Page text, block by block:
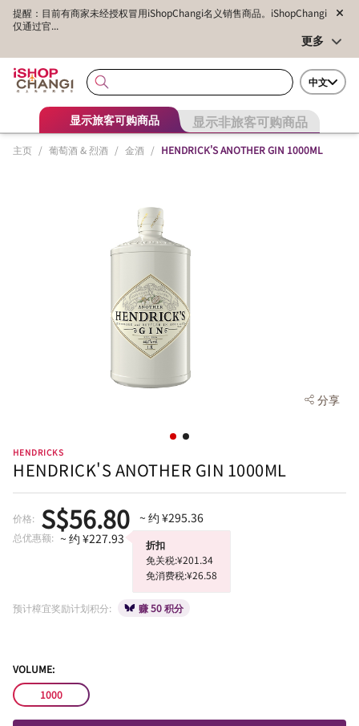
提醒：目前有商家未经授权冒用iShopChangi名义销售商品。iShopChangi
仅通过官...
更多
中文
显示旅客可购商品 显示非旅客可购商品
主页 / 葡萄酒 & 烈酒 / 金酒 / HENDRICK'S ANOTHER GIN 1000ML
分享
HENDRICKS
HENDRICK'S ANOTHER GIN 1000ML
价格: S$56.80 ~ 约 ¥295.36
总优惠额: ~ 约 ¥227.93
折扣
免关税:¥201.34
免消费税:¥26.58
预计樟宜奖励计划积分: 赚 50 积分
VOLUME:
1000